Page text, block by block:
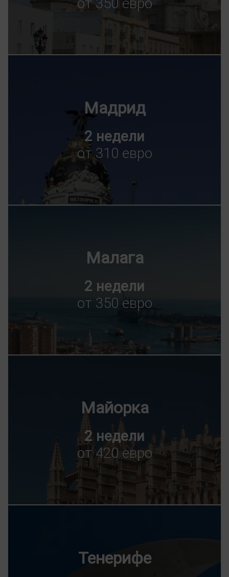
Мадрид
2 недели
от 310 евро
Малага
2 недели
от 350 евро
Майорка
2 недели
от 420 евро
Тенерифе